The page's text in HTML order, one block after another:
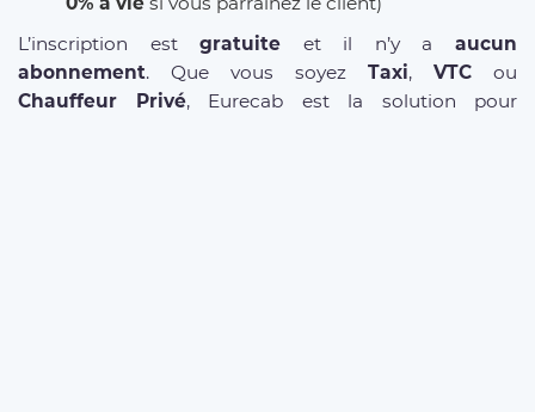
L’inscription estgratuite et il n’y aaucun
abonnement. Que vous soyez Taxi, VTC ou
Chauffeur Privé, Eurecab est la solution pour